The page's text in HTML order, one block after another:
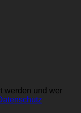
werden und wer